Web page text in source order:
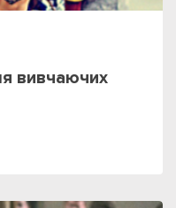
вивчаючих